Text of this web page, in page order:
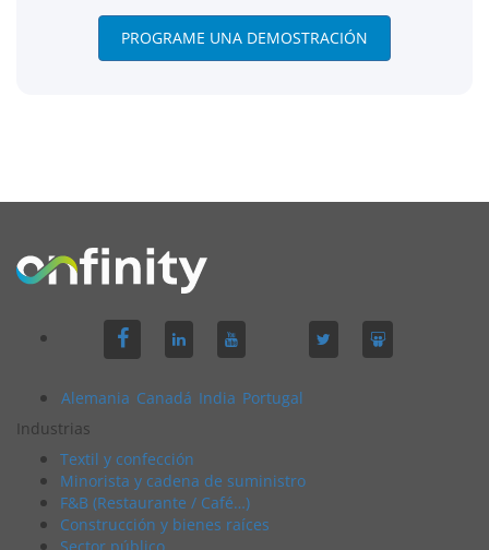
PROGRAME UNA DEMOSTRACIÓN
Alemania Canadá India Portugal
Industrias
Textil y confección
Minorista y cadena de suministro
F&B (Restaurante / Café…)
Construcción y bienes raíces